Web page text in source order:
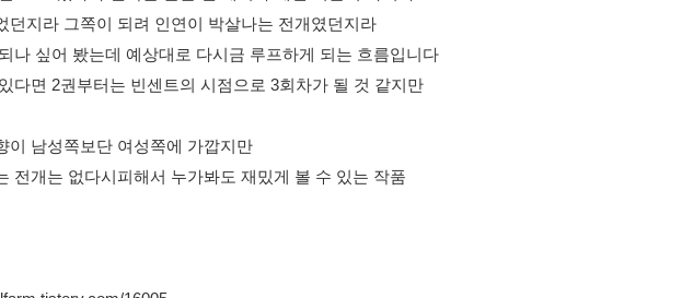
던지라 그쪽이 되려 인연이 박살나는 전개였던지라
나 싶어 봤는데 예상대로 다시금 루프하게 되는 흐름입니다
다면 2권부터는 빈센트의 시점으로 3회차가 될 것 같지만
이 남성쪽보단 여성쪽에 가깝지만
전개는 없다시피해서 누가봐도 재밌게 볼 수 있는 작품